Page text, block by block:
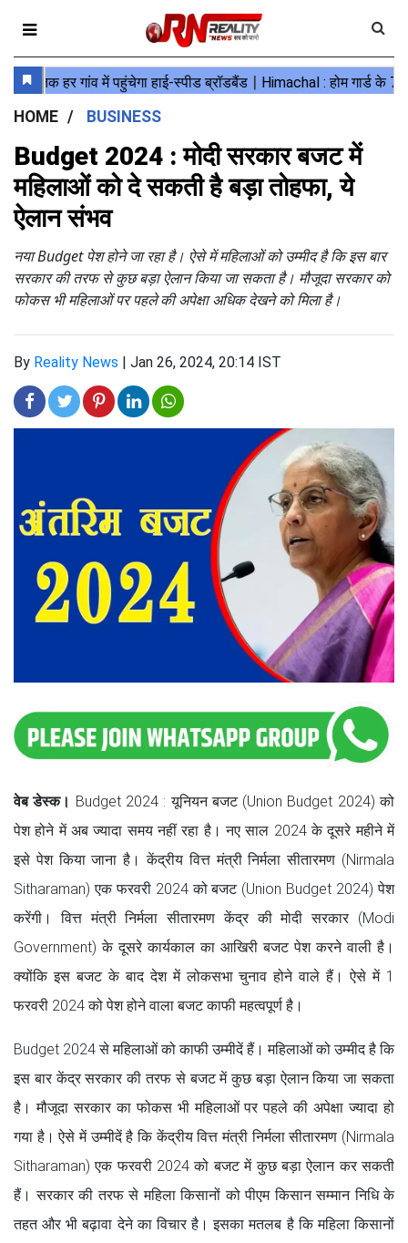
HOME BUSINESS
Budget 2024 : मोदी सरकार बजट में
महिलाओं को दे सकती है बड़ा तोहफा, ये
ऐलान संभव
नया Budget पेश होने जा रहा है। ऐसे में महिलाओं को उम्मीद है कि इस बार
सरकार की तरफ से कुछ बड़ा ऐलान किया जा सकता है। मौजूदा सरकार को
फोकस भी महिलाओं पर पहले की अपेक्षा अधिक देखने को मिला है।
By Reality News | Jan 26, 2024, 20:14 IST
वेब डेस्क। Budget 2024 : यूनियन बजट (Union Budget 2024) को
पेश होने में अब ज्यादा समय नहीं रहा है। नए साल 2024 के दूसरे महीने में
इसे पेश किया जाना है। केंद्रीय वित्त मंत्री निर्मला सीतारमण (Nirmala
Sitharaman) एक फरवरी 2024 को बजट (Union Budget 2024) पेश
करेंगी। वित्त मंत्री निर्मला सीतारमण केंद्र की मोदी सरकार (Modi
Government) के दूसरे कार्यकाल का आखिरी बजट पेश करने वाली है।
क्योंकि इस बजट के बाद देश में लोकसभा चुनाव होने वाले हैं। ऐसे में 1
फरवरी 2024 को पेश होने वाला बजट काफी महत्वपूर्ण है।
Budget 2024 से महिलाओं को काफी उम्मीदें हैं। महिलाओं को उम्मीद है कि
इस बार केंद्र सरकार की तरफ से बजट में कुछ बड़ा ऐलान किया जा सकता
है। मौजूदा सरकार का फोकस भी महिलाओं पर पहले की अपेक्षा ज्यादा हो
गया है। ऐसे में उम्मीदें है कि केंद्रीय वित्त मंत्री निर्मला सीतारमण (Nirmala
Sitharaman) एक फरवरी 2024 को बजट में कुछ बड़ा ऐलान कर सकती
हैं। सरकार की तरफ से महिला किसानों को पीएम किसान सम्मान निधि के
तहत और भी बढ़ावा देने का विचार है। इसका मतलब है कि महिला किसानों